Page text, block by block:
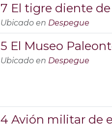
7 El tigre diente
Ubicado en Despegue
5 El Museo
Ubicado en Despegue
4 Avión militar de